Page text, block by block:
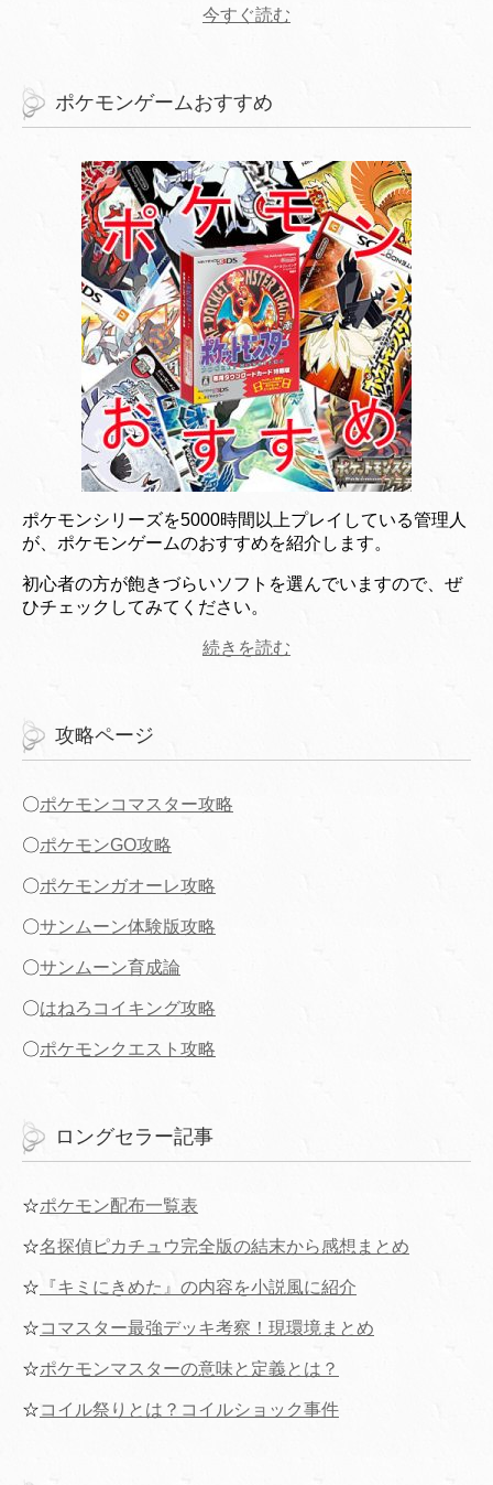
今すぐ読む
ポケモンゲームおすすめ
ポケモンシリーズを5000時間以上プレイしている管理人
が、ポケモンゲームのおすすめを紹介します。
初心者の方が飽きづらいソフトを選んでいますので、ぜ
ひチェックしてみてください。
続きを読む
攻略ページ
〇ポケモンコマスター攻略
〇ポケモンGO攻略
〇ポケモンガオーレ攻略
〇サンムーン体験版攻略
〇サンムーン育成論
〇はねろコイキング攻略
〇ポケモンクエスト攻略
ロングセラー記事
☆ポケモン配布一覧表
☆名探偵ピカチュウ完全版の結末から感想まとめ
☆ 『キミにきめた』の内容を小説風に紹介
☆コマスター最強デッキ考察！現環境まとめ
☆ポケモンマスターの意味と定義とは？
☆コイル祭りとは？コイルショック事件